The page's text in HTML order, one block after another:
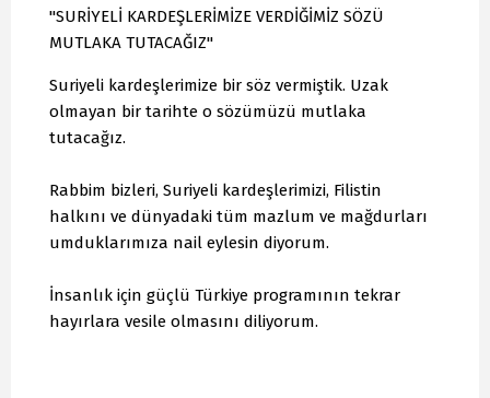
"SURİYELİ KARDEŞLERİMİZE VERDİĞİMİZ SÖZÜ
MUTLAKA TUTACAĞIZ"
Suriyeli kardeşlerimize bir söz vermiştik. Uzak
olmayan bir tarihte o sözümüzü mutlaka
tutacağız.
Rabbim bizleri, Suriyeli kardeşlerimizi, Filistin
halkını ve dünyadaki tüm mazlum ve mağdurları
umduklarımıza nail eylesin diyorum.
İnsanlık için güçlü Türkiye programının tekrar
hayırlara vesile olmasını diliyorum.